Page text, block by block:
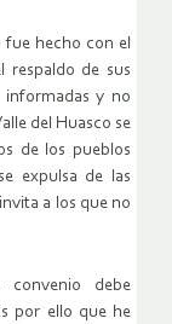
fue hecho con el
respaldo de sus
y no
del Huasco se
de los pueblos
expulsa de las
a los que no
convenio debe
por ello que he